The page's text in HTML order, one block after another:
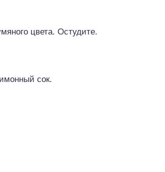
цвета. Остудите.
сок.